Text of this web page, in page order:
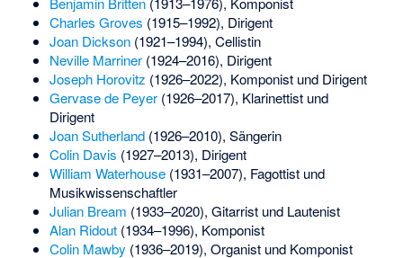
Charles Groves (1915–1992), Dirigent
Joan Dickson(1921–1994), Cellistin
Neville Marriner(1924–2016), Dirigent
Joseph Horovitz (1926–2022), Komponist und Dirigent
Gervase de Peyer(1926–2017), Klarinettist und
Dirigent
Joan Sutherland(1926–2010), Sängerin
Colin Davis (1927–2013), Dirigent
William Waterhouse(1931–2007), Fagottist und
Musikwissenschaftler
Julian Bream (1933–2020), Gitarrist und Lautenist
Alan Ridout(1934–1996), Komponist
Colin Mawby (1936–2019), Organist und Komponist